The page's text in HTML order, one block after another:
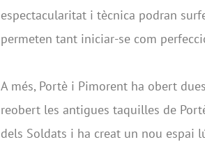
espectacularitat i tècnica podran
permeten tant iniciar-se com
A més, Portè i Pimorent ha obert
reobert les antigues taquilles de
dels Soldats i ha creat un nou espai